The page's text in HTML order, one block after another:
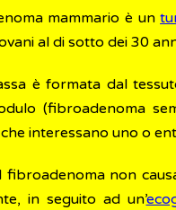
mammario è un
al di sotto dei 30
è formata dal
(fibroadenoma
interessano uno o
fibroadenoma non
in seguito ad un’